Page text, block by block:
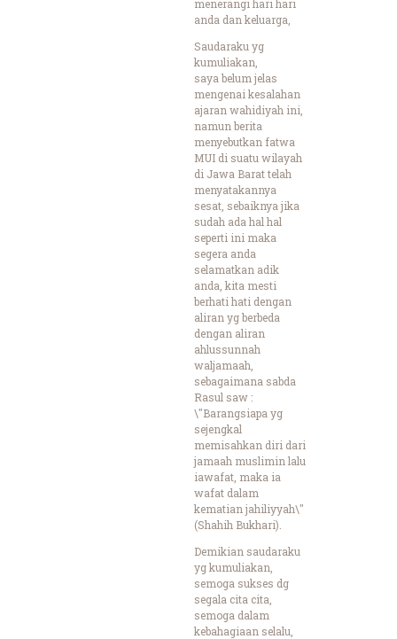
menerangi hari hari
anda dan keluarga,
Saudaraku yg
kumuliakan,
saya belum jelas
mengenai kesalahan
ajaran wahidiyah ini,
namun berita
menyebutkan fatwa
MUI di suatu wilayah
di Jawa Barat telah
menyatakannya
sesat, sebaiknya jika
sudah ada hal hal
seperti ini maka
segera anda
selamatkan adik
anda, kita mesti
berhati hati dengan
aliran yg berbeda
dengan aliran
ahlussunnah
waljamaah,
sebagaimana sabda
Rasul saw :
\"Barangsiapa yg
sejengkal
memisahkan diri dari
jamaah muslimin lalu
iawafat, maka ia
wafat dalam
kematian jahiliyyah\"
(Shahih Bukhari).
Demikian saudaraku
yg kumuliakan,
semoga sukses dg
segala cita cita,
semoga dalam
kebahagiaan selalu,